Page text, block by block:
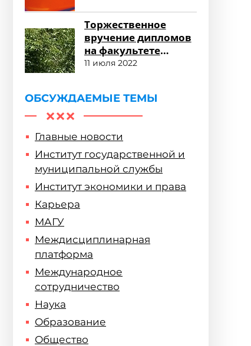
Торжественное
вручение дипломов
на факультете
среднего
11 июля 2022
ОБСУЖДАЕМЫЕ ТЕМЫ
Главные новости
Институт государственной и
муниципальной службы
Институт экономики и права
Карьера
МАГУ
Междисциплинарная
платформа
Международное
сотрудничество
Наука
Образование
Общество